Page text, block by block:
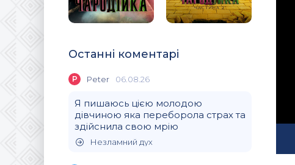
Останні коментарі
P Peter 06.08.26
Я пишаюсь цією молодою
дівчиною яка переборола страх та
здійснила свою мрію
Незламний дух